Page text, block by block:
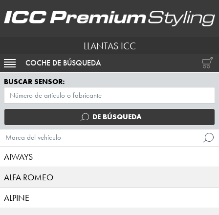
LLANTAS ICC
ACTIVAR NAVEGACIÓN
COCHE DE BÚSQUEDA
BUSCAR SENSOR:
DE BÚSQUEDA
Marca del vehículo
AIWAYS
ALFA ROMEO
ALPINE